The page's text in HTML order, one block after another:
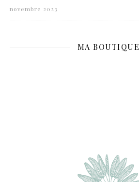
novembre 2023
MA BOUTIQUE